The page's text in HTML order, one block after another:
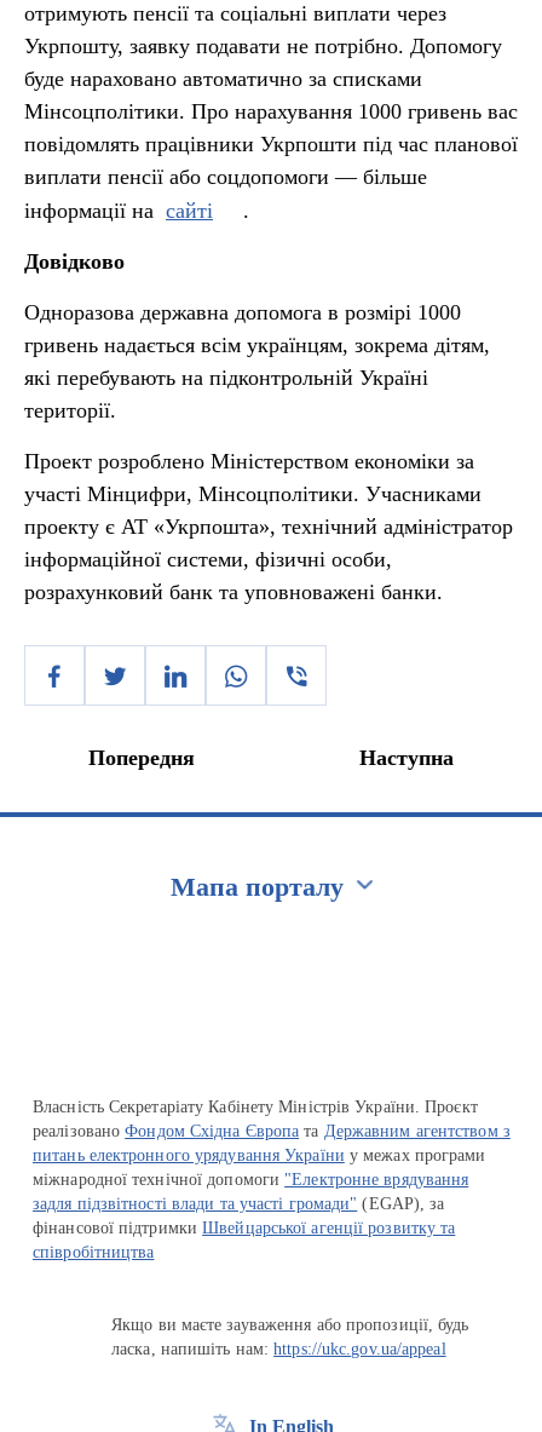
отримують пенсії та соціальні виплати через
Укрпошту, заявку подавати не потрібно. Допомогу
буде нараховано автоматично за списками
Мінсоцполітики. Про нарахування 1000 гривень вас
повідомлять працівники Укрпошти під час планової
виплати пенсії або соцдопомоги — більше
інформації на сайті .
Довідково
Одноразова державна допомога в розмірі 1000
гривень надається всім українцям, зокрема дітям,
які перебувають на підконтрольній Україні
території.
Проект розроблено Міністерством економіки за
участі Мінцифри, Мінсоцполітики. Учасниками
проекту є АТ «Укрпошта», технічний адміністратор
інформаційної системи, фізичні особи,
розрахунковий банк та уповноважені банки.
Попередня Наступна
Мапа порталу
Власність Секретаріату Кабінету Міністрів України. Проєкт
реалізованоФондом Східна Європа та Державним агентством з
питань електронного урядування України у межах програми
міжнародної технічної допомоги "Електронне врядування
задля підзвітності влади та участі громади" (EGAP), за
фінансової підтримкиШвейцарської агенції розвитку та
співробітництва
Якщо ви маєте зауваження або пропозиції, будь
ласка, напишіть нам:https://ukc.gov.ua/appeal
In English